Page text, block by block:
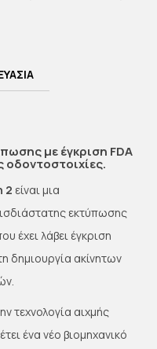
με έγκριση FDA
οδοντοστοιχίες.
2 είναι μια
εκτύπωσης
έχει λάβει έγκριση
δημιουργία ακίνητων
τεχνολογία αιχμής
ένα νέο βιομηχανικό